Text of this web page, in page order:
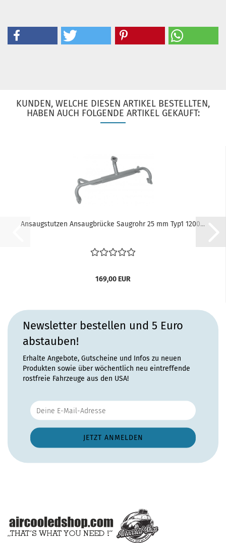
KUNDEN, WELCHE DIESEN ARTIKEL BESTELLTEN,
HABEN AUCH FOLGENDE ARTIKEL GEKAUFT:
Ansaugstutzen Ansaugbrücke Saugrohr 25 mm Typ1 1200...
169,00 EUR
Newsletter bestellen und 5 Euro
abstauben!
Erhalte Angebote, Gutscheine und Infos zu neuen
Produkten sowie über wöchentlich neu eintreffende
rostfreie Fahrzeuge aus den USA!